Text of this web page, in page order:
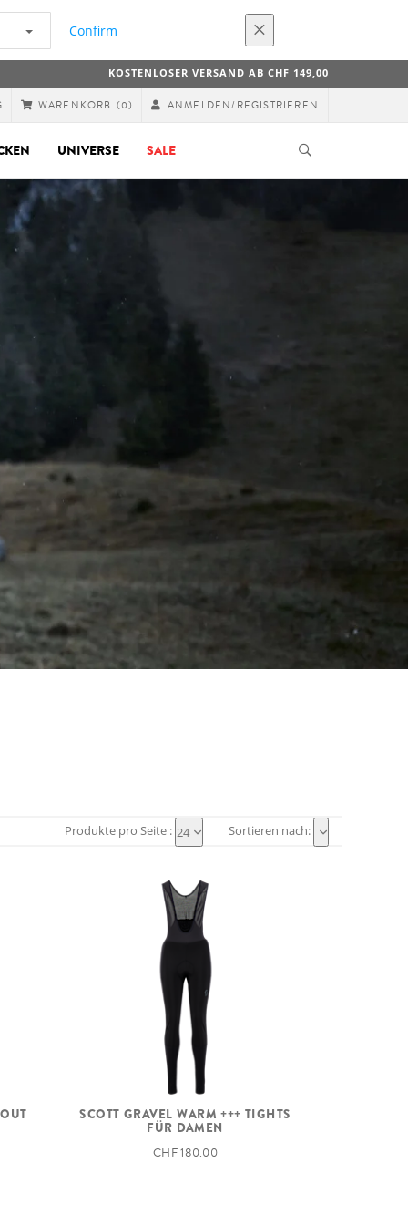
Confirm
KOSTENLOSER VERSAND AB CHF 149,00
WARENKORB (0) ANMELDEN/REGISTRIEREN
UNIVERSE SALE
Produkte pro Seite : 24 Sortieren nach:
SCOTT GRAVEL WARM +++ TIGHTS
FÜR DAMEN
CHF 180.00